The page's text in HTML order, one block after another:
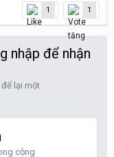
1 1
nhập để nhận
để lại một
cộng